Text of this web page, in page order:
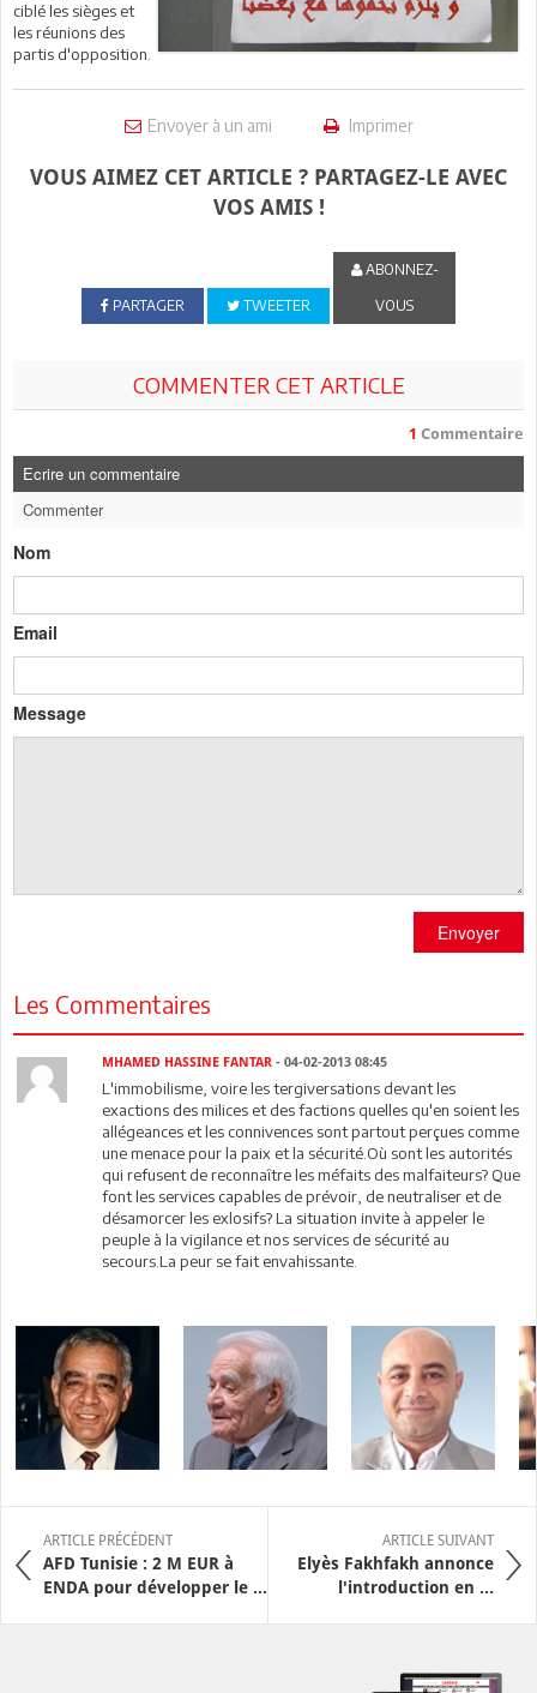
ciblé les sièges et
les réunions des
partis d'opposition.
Envoyer à un ami Imprimer
VOUS AIMEZ CET ARTICLE ? PARTAGEZ-LE AVEC
VOS AMIS !
PARTAGER TWEETER
ABONNEZ-
VOUS
COMMENTER CET ARTICLE
1 Commentaire
Ecrire un commentaire
Commenter
Nom
Email
Message
Envoyer
Les Commentaires
MHAMED HASSINE FANTAR - 04-02-2013 08:45
L'immobilisme, voire les tergiversations devant les
exactions des milices et des factions quelles qu'en soient les
allégeances et les connivences sont partout perçues comme
une menace pour la paix et la sécurité.Où sont les autorités
qui refusent de reconnaître les méfaits des malfaiteurs? Que
font les services capables de prévoir, de neutraliser et de
désamorcer les exlosifs? La situation invite à appeler le
peuple à la vigilance et nos services de sécurité au
secours.La peur se fait envahissante.
ARTICLE PRÉCÉDENT
AFD Tunisie : 2 M EUR à
ENDA pour développer le ...
ARTICLE SUIVANT
Elyès Fakhfakh annonce
l'introduction en ...